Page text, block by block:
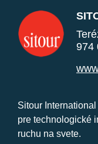
974
Sitour
pre technologické
ruchu na svete.